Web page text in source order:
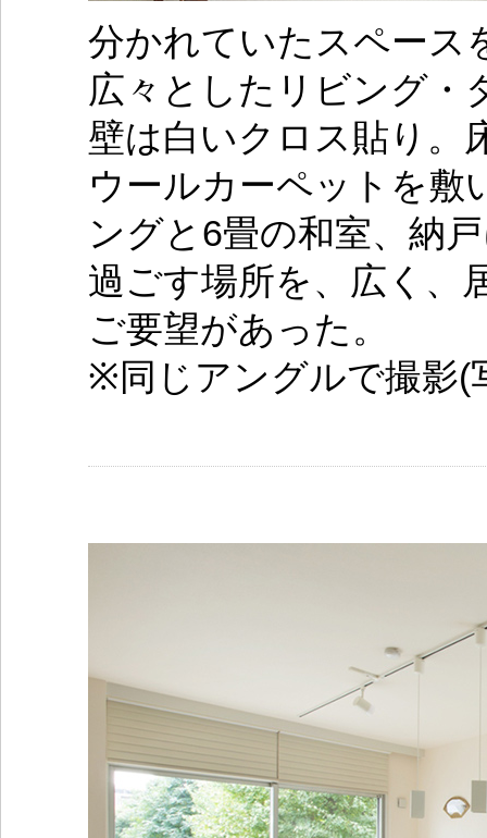
分かれていたスペース
広々としたリビング・
壁は白いクロス貼り。
ウールカーペットを敷
ングと6畳の和室、納
過ごす場所を、広く、
ご要望があった。
※同じアングルで撮影(